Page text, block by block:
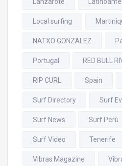
Local surfing
NATXO GONZALEZ
Portugal RED BULL
RIP CURL Spain
Surf Directory Surf
Surf News Surf Perú
Surf Video Tenerife
Vibras Magazine